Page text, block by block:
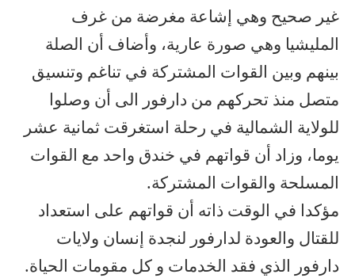
غير صحيح وهي إشاعة مغرضة من غرف
المليشيا وهي صورة عارية، وأضاف أن الصلة
بينهم وبين القوات المشتركة في تناغم وتنسيق
متصل منذ تحركهم من دارفور الى أن وصلوا
للولاية الشمالية في رحلة استغرقت ثمانية عشر
يوما، وزاد أن قواتهم في خندق واحد مع القوات
المسلحة والقوات المشتركة.
مؤكدا في الوقت ذاته أن قواتهم على استعداد
للقتال والعودة لدارفور لنجدة إنسان ولايات
دارفور الذي فقد الخدمات و كل مقومات الحياة.